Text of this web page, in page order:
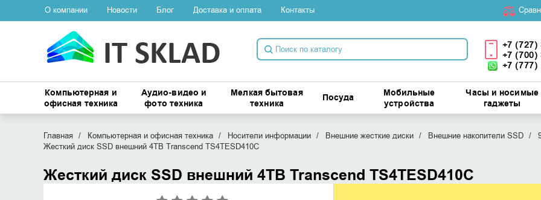
О компании Новости Блог Доставка и оплата Контакты
+7 (727)
+7 (700)
+7 (777)
Компьютерная и
офисная техника
Аудио-видео и
фото техника
Мелкая бытовая
техника
Посуда
Мобильные
устройства
Часы и носимые
гаджеты
Главная Компьютерная и офисная техника Носители информации Внешние жесткие диски Внешние накопители SSD
Жесткий диск SSD внешний 4TB Transcend TS4TESD410C
Жесткий диск SSD внешний 4TB Transcend TS4TESD410C